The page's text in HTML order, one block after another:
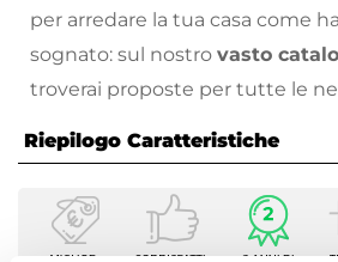
per arredare la tua casa come
sognato: sul nostro vasto
troverai proposte per tutte le
Riepilogo Caratteristiche
Caratteristiche
Tipologia